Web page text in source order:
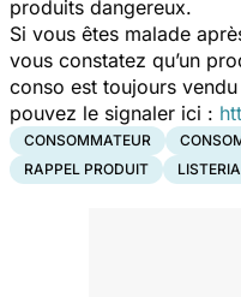
produits dangereux.
Si vous êtes malade
vous constatez qu’un
conso est toujours
pouvez le signaler ici :
CONSOMMATEUR
RAPPEL PRODUIT
LISTERIA